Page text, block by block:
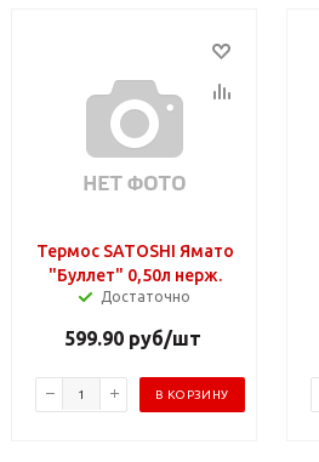
Термос SATOSHI Ямато
"Буллет" 0,50л нерж.
Достаточно
599.90руб/шт
В КОРЗИНУ